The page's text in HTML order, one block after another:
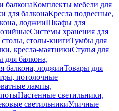
балконаКомплекты мебели для
для балконаКресла подвесные,
лоджииШкафы для
Системы хранения для
столы-книгиТумбы для
кресла-маятникиСтулья для
для балкона,
балкона, лоджииТовары для
потолочные
лампы,
Настенные светильники,
светильникиУличные